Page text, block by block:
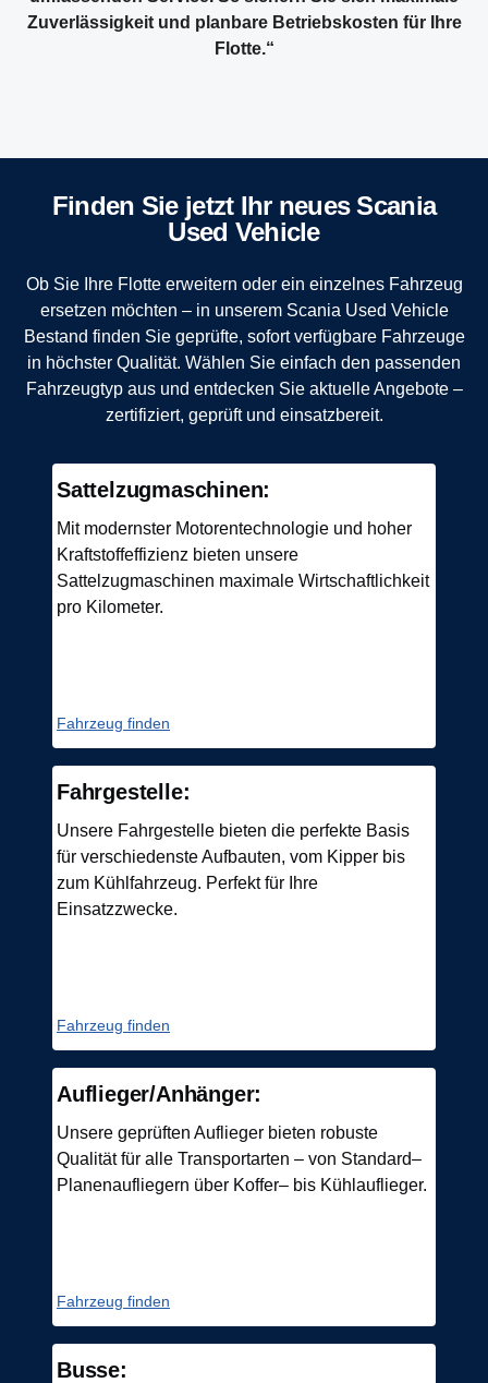
Zuverlässigkeit und planbare Betriebskosten für Ihre
Flotte.“
Finden Sie jetzt Ihr neues Scania
Used Vehicle
Ob Sie Ihre Flotte erweitern oder ein einzelnes Fahrzeug
ersetzen möchten – in unserem Scania Used Vehicle
Bestand finden Sie geprüfte, sofort verfügbare Fahrzeuge
in höchster Qualität. Wählen Sie einfach den passenden
Fahrzeugtyp aus und entdecken Sie aktuelle Angebote –
zertifiziert, geprüft und einsatzbereit.
Sattelzugmaschinen:
Mit modernster Motorentechnologie und hoher
Kraftstoffeffizienz bieten unsere
Sattelzugmaschinen maximale Wirtschaftlichkeit
pro Kilometer.
Fahrzeug finden
Fahrgestelle:
Unsere Fahrgestelle bieten die perfekte Basis
für verschiedenste Aufbauten, vom Kipper bis
zum Kühlfahrzeug. Perfekt für Ihre
Einsatzzwecke.
Fahrzeug finden
Auflieger/Anhänger:
Unsere geprüften Auflieger bieten robuste
Qualität für alle Transportarten – von Standard‒
Planenaufliegern über Koffer‒ bis Kühlauflieger.
Fahrzeug finden
Busse: